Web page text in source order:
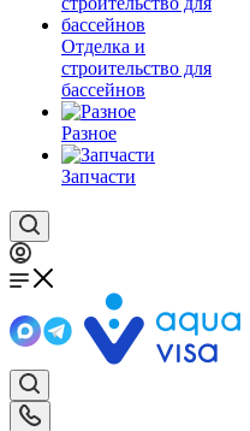
Отделка и
строительство для
бассейнов
Разное
Запчасти